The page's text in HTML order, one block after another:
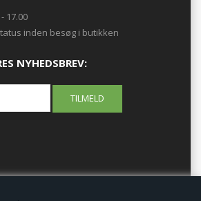
17.00
inden besøg i butikken
NYHEDSBREV: